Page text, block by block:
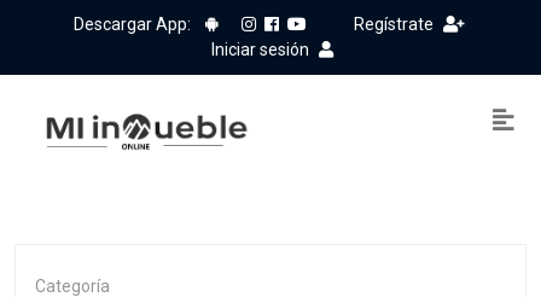
Descargar App:
Regístrate
Iniciar sesión
Categoría